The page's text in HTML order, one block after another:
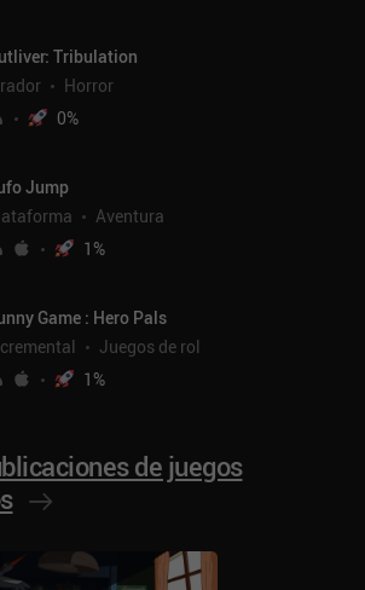
Tribulation
Horror
0%
Jump
Aventura
1%
Game : Hero Pals
Juegos de rol
1%
de juegos